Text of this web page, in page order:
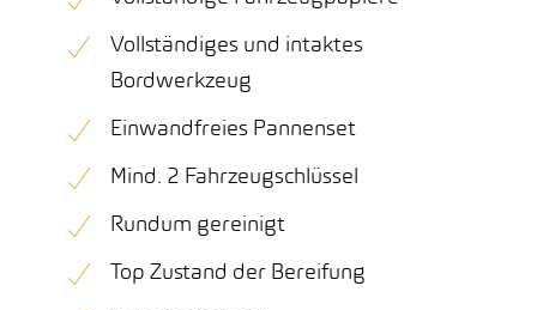
Vollständiges und intaktes
Bordwerkzeug
Einwandfreies Pannenset
Mind. 2 Fahrzeugschlüssel
Rundum gereinigt
Top Zustand der Bereifung